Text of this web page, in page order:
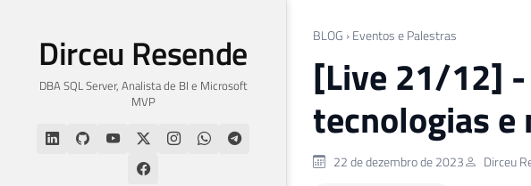
Dirceu Resende
DBA SQL Server, Analista de BI e Microsoft
MVP
BLOG › Eventos e Palestras
[Live 21/12] -
tecnologias
22 de dezembro de 2023 Dirceu